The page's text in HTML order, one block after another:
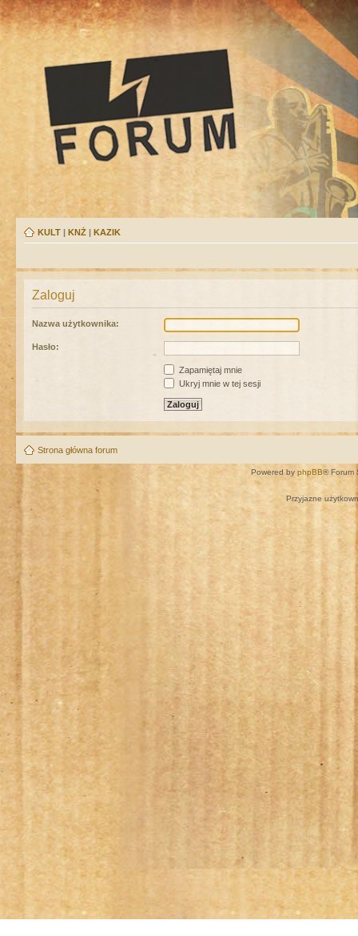
KULT | KNŻ | KAZIK
Zaloguj
Nazwa użytkownika:
Hasło:
Zapamiętaj mnie
Ukryj mnie w tej sesji
Strona główna forum
Powered by phpBB® Forum
Przyjazne